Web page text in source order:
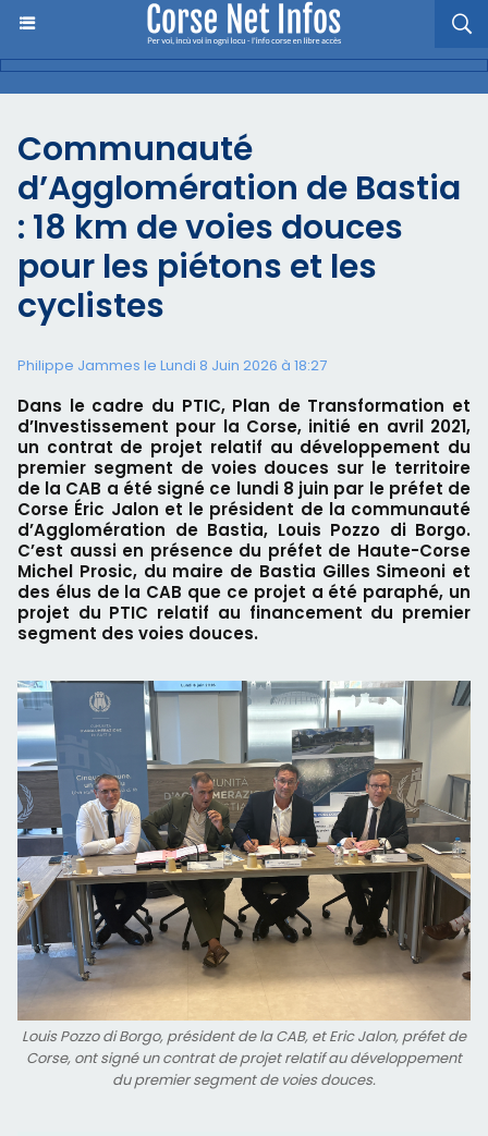
Communauté
d’Agglomération de Bastia
: 18 km de voies douces
pour les piétons et les
cyclistes
Philippe Jammes le Lundi 8 Juin 2026 à 18:27
Dans le cadre du PTIC, Plan de Transformation et
d’Investissement pour la Corse, initié en avril 2021,
un contrat de projet relatif au développement du
premier segment de voies douces sur le territoire
de la CAB a été signé ce lundi 8 juin par le préfet de
Corse Éric Jalon et le président de la communauté
d’Agglomération de Bastia, Louis Pozzo di Borgo.
C’est aussi en présence du préfet de Haute-Corse
Michel Prosic, du maire de Bastia Gilles Simeoni et
des élus de la CAB que ce projet a été paraphé, un
projet du PTIC relatif au financement du premier
segment des voies douces.
Louis Pozzo di Borgo, président de la CAB, et Eric Jalon, préfet de
Corse, ont signé un contrat de projet relatif au développement
du premier segment de voies douces.